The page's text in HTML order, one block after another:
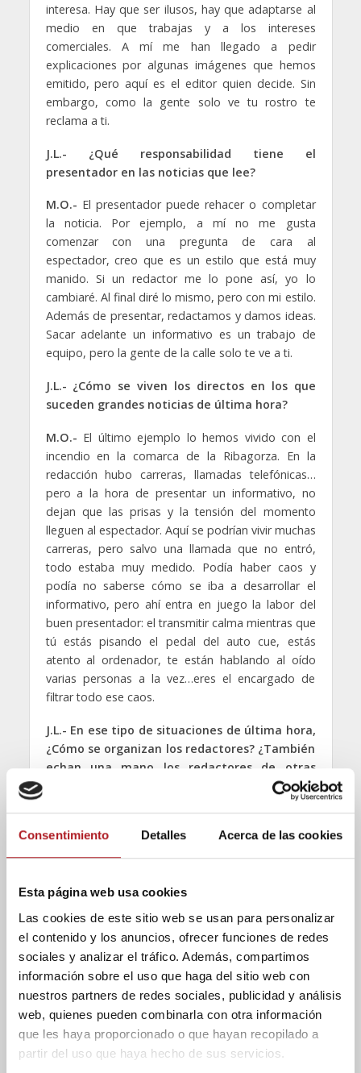
Consentimiento Detalles Acerca de las cookies
Esta página web usa cookies
Las cookies de este sitio web se usan para personalizar
el contenido y los anuncios, ofrecer funciones de redes
sociales y analizar el tráfico. Además, compartimos
información sobre el uso que haga del sitio web con
nuestros partners de redes sociales, publicidad y análisis
web, quienes pueden combinarla con otra información
que les haya proporcionado o que hayan recopilado a
partir del uso que haya hecho de sus servicios.
interesa. Hay que ser ilusos, hay que adaptarse al
medio en que trabajas y a los intereses
comerciales. A mí me han llegado a pedir
explicaciones por algunas imágenes que hemos
emitido, pero aquí es el editor quien decide. Sin
embargo, como la gente solo ve tu rostro te
reclama a ti.
J.L.- ¿Qué responsabilidad tiene el
presentador en las noticias que lee?
M.O.- El presentador puede rehacer o completar
la noticia. Por ejemplo, a mí no me gusta
comenzar con una pregunta de cara al
espectador, creo que es un estilo que está muy
manido. Si un redactor me lo pone así, yo lo
cambiaré. Al final diré lo mismo, pero con mi estilo.
Además de presentar, redactamos y damos ideas.
Sacar adelante un informativo es un trabajo de
equipo, pero la gente de la calle solo te ve a ti.
J.L.- ¿Cómo se viven los directos en los que
suceden grandes noticias de última hora?
M.O.- El último ejemplo lo hemos vivido con el
incendio en la comarca de la Ribagorza. En la
redacción hubo carreras, llamadas telefónicas…
pero a la hora de presentar un informativo, no
dejan que las prisas y la tensión del momento
lleguen al espectador. Aquí se podrían vivir muchas
carreras, pero salvo una llamada que no entró,
todo estaba muy medido. Podía haber caos y
podía no saberse cómo se iba a desarrollar el
informativo, pero ahí entra en juego la labor del
buen presentador: el transmitir calma mientras que
tú estás pisando el pedal del auto cue, estás
atento al ordenador, te están hablando al oído
varias personas a la vez…eres el encargado de
filtrar todo ese caos.
J.L.- En ese tipo de situaciones de última hora,
¿Cómo se organizan los redactores? ¿También
echan una mano los redactores de otras
áreas, como por ejemplo, la de deportes?
M.O.-Depende. Aquí está todo bastante dividido.
Cuanto más pequeño es el medio de
comunicación, más te toca hacer de todo. Yo he
locales teniendo que peinarme yo, maquillarme yo
y buscarme mi propia ropa. Eso te da muchas
tablas. Si algún día el maquillador se retrasa sé
arreglarme yo misma. De cara a la cámara sucede
lo mismo. Tienes que estar dispuesto a todo. A mí
me ha tocado, en un medio local, tener que
retransmitir una cabalgata vestida de bruja cuando
también era la presentadora del informativo. Tuve
que ponerme deprisa y corriendo una americana
para poder presentar el informativo. Si no hay